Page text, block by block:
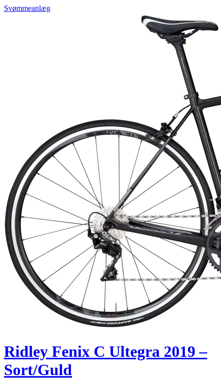
Svømmeanlæg
Ridley Fenix C Ultegra 2019 –
Sort/Guld